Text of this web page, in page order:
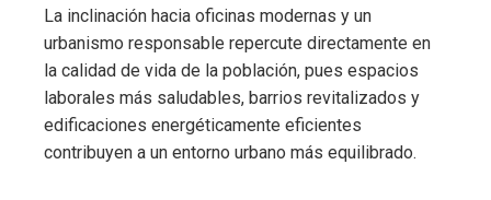
La inclinación hacia oficinas modernas y un
urbanismo responsable repercute directamente en
la calidad de vida de la población, pues espacios
laborales más saludables, barrios revitalizados y
edificaciones energéticamente eficientes
contribuyen a un entorno urbano más equilibrado.